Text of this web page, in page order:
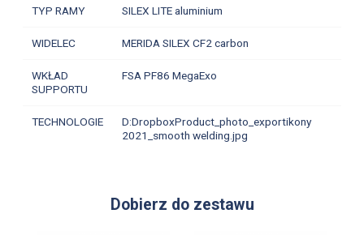
TYP RAMY SILEX LITE aluminium
WIDELEC MERIDA SILEX CF2 carbon
WKŁAD
SUPPORTU
FSA PF86 MegaExo
TECHNOLOGIE
D:DropboxProduct_photo_exportikony
2021_smooth welding.jpg
Dobierz do zestawu